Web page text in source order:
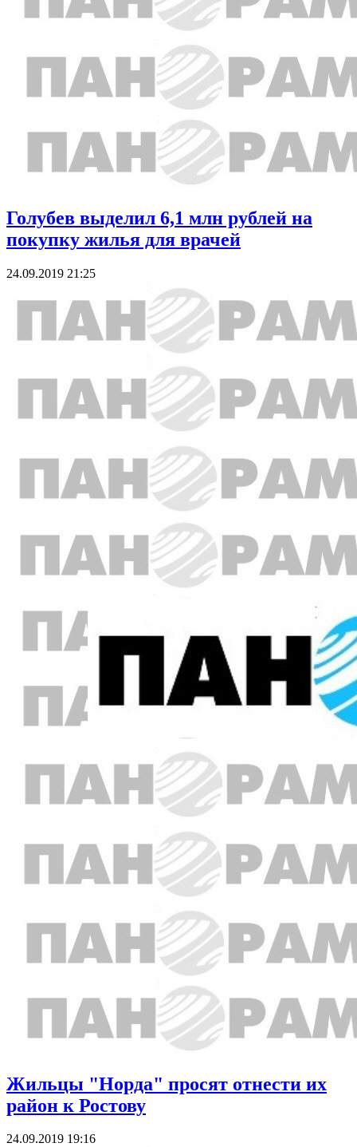
Голубев выделил 6,1 млн рублей на
покупку жилья для врачей
24.09.2019 21:25
Жильцы "Норда" просят отнести их
район к Ростову
24.09.2019 19:16